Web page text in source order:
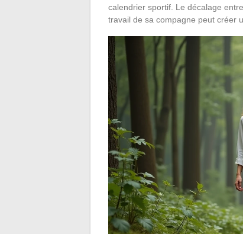
calendrier sportif. Le décalage
travail de sa compagne peut créer